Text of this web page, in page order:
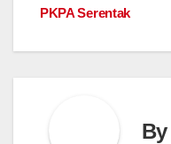
PKPA Serentak
By